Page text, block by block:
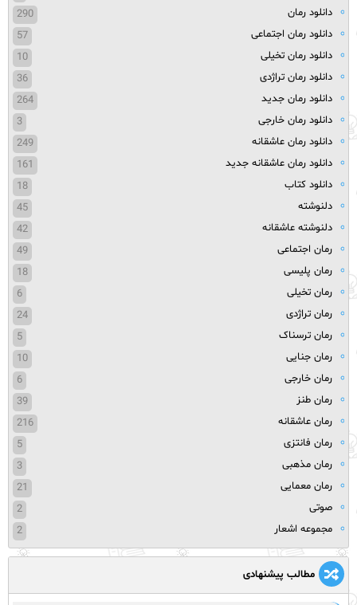
دانلود رمان
290
دانلود رمان اجتماعی
57
دانلود رمان تخیلی
10
دانلود رمان تراژدی
36
دانلود رمان جدید
264
دانلود رمان خارجی
3
دانلود رمان عاشقانه
249
دانلود رمان عاشقانه جدید
161
دانلود کتاب
18
دلنوشته
45
دلنوشته عاشقانه
42
رمان اجتماعی
49
رمان پلیسی
18
رمان تخیلی
6
رمان تراژدی
24
رمان ترسناک
5
رمان جنایی
10
رمان خارجی
6
رمان طنز
39
رمان عاشقانه
216
رمان فانتزی
5
رمان مذهبی
3
رمان معمایی
21
صوتی
2
مجموعه اشعار
2
مطالب پیشنهادی